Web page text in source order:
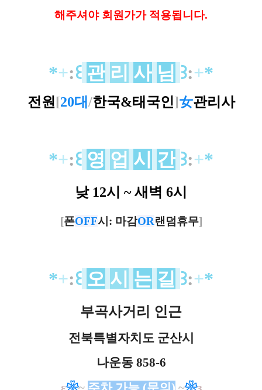
해 주셔야 회원가가 적용됩니다.
*+:꒰ 관 리 사 님 ꒱:+*
전원 [20대/한국&태국인]女관리사
*+:꒰ 영 업 시 간 ꒱:+*
낮 12시 ~ 새벽 6시
[폰OFF시: 마감OR랜덤휴무]
*+:꒰ 오 시 는 길 ꒱:+*
부곡사거리 인근
전북특별자치도 군산시
나운동 858-6